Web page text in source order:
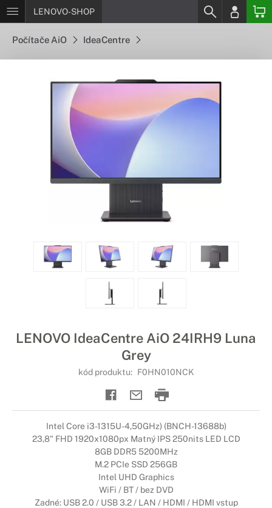
LENOVO-SHOP
Počítače AiO IdeaCentre
LENOVO IdeaCentre AiO 24IRH9 Luna
Grey
kód produktu: F0HN010NCK
Intel Core i3-1315U-4,50GHz) (BNCH-13688b)
23,8" FHD 1920x1080px Matný IPS 250nits LED LCD
8GB DDR5 5200MHz
M.2 PCIe SSD 256GB
Intel UHD Graphics
WiFi / BT / bez DVD
Zadné: USB 2.0 / USB 3.2 / LAN / HDMI / HDMI vstup